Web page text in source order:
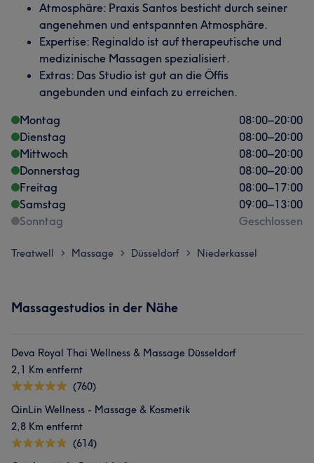
Atmosphäre: Praxis Santos besticht durch seiner
angenehmen und entspannten Atmosphäre.
Expertise: Reginaldo ist auf therapeutische und
medizinische Massagen spezialisiert.
Extras: Das Studio ist gut an die Öffis
angebunden und einfach zu erreichen.
Montag
08:00–20:00
Dienstag
08:00–20:00
Mittwoch
08:00–20:00
Donnerstag
08:00–20:00
Freitag
08:00–17:00
Samstag
09:00–13:00
Sonntag
Geschlossen
Treatwell > Massage > Düsseldorf > Niederkassel
Massagestudios in der Nähe
Deva Royal Thai Wellness & Massage Düsseldorf
2,1 Km entfernt
(760)
QinLin Wellness - Massage & Kosmetik
2,8 Km entfernt
(614)